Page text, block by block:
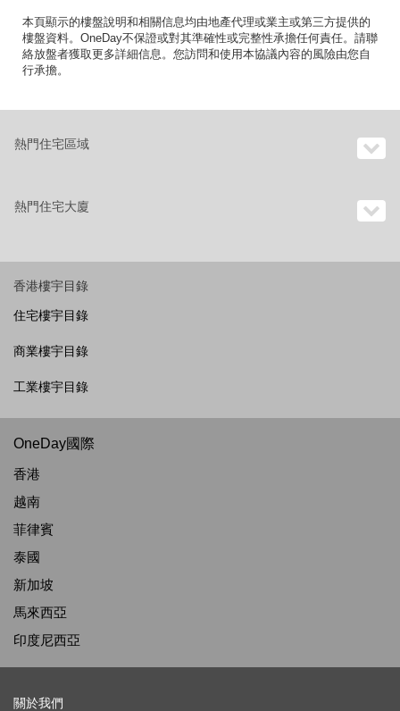
本頁顯示的樓盤說明和相關信息均由地產代理或業主或第三方提供的
樓盤資料。OneDay不保證或對其準確性或完整性承擔任何責任。請聯
絡放盤者獲取更多詳細信息。您訪問和使用本協議內容的風險由您自
行承擔。
熱門住宅區域
熱門住宅大廈
香港樓宇目錄
住宅樓宇目錄
商業樓宇目錄
工業樓宇目錄
OneDay國際
香港
越南
菲律賓
泰國
新加坡
馬來西亞
印度尼西亞
關於我們